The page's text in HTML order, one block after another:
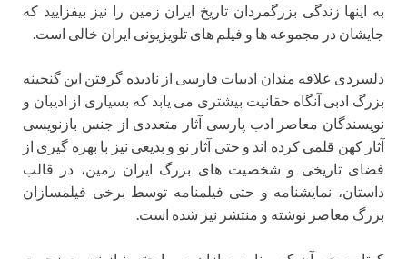
به اینها زندگی بزرگمردان تاریخ ایران زمین را نیز بیفزایید که
جایشان در مجموعه ها و فیلم های تلویزیونی ایران خالی است.
دلسردی علاقه مندان ادبیات فارسی از نادیده گرفتن این گنجینه
بزرگ ادبی آنگاه حقانیت بیشتری می یابد که بسیاری از ادیبان و
نویسندگان معاصر ادب پارسی آثار متعددی از جنس بازنویسی
آثار کهن قلمی کرده اند و حتی آثار نو و بدیعی نیز با بهره گیری از
فضای تاریخی و شخصیت های بزرگ ایران زمین، در قالب
داستان، نمایشنامه و حتی فیلمنامه توسط برخی فیلمسازان
بزرگ معاصر نوشته و منتشر نیز شده است.